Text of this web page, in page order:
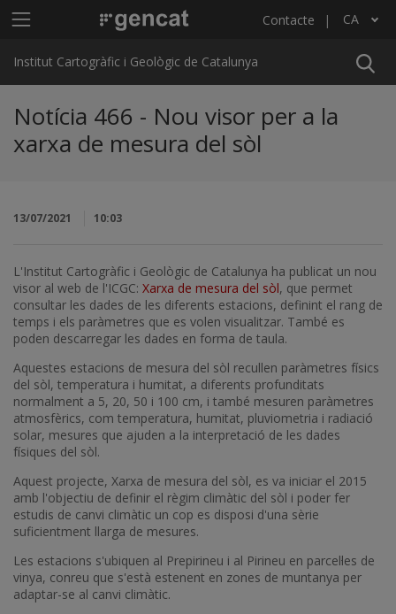
Menú principal ICGC Contacte CA
Llista les accions addicionals
Institut Cartogràfic i Geològic de Catalunya
Notícia 466 - Nou visor per a la
xarxa de mesura del sòl
13/07/2021 10:03
L'Institut Cartogràfic i Geològic de Catalunya ha publicat un nou
visor al web de l'ICGC: Xarxa de mesura del sòl, que permet
consultar les dades de les diferents estacions, definint el rang de
temps i els paràmetres que es volen visualitzar. També es
poden descarregar les dades en forma de taula.
Aquestes estacions de mesura del sòl recullen paràmetres físics
del sòl, temperatura i humitat, a diferents profunditats
normalment a 5, 20, 50 i 100 cm, i també mesuren paràmetres
atmosfèrics, com temperatura, humitat, pluviometria i radiació
solar, mesures que ajuden a la interpretació de les dades
físiques del sòl.
Aquest projecte, Xarxa de mesura del sòl, es va iniciar el 2015
amb l'objectiu de definir el règim climàtic del sòl i poder fer
estudis de canvi climàtic un cop es disposi d'una sèrie
suficientment llarga de mesures.
Les estacions s'ubiquen al Prepirineu i al Pirineu en parcel·les de
vinya, conreu que s'està estenent en zones de muntanya per
adaptar-se al canvi climàtic.